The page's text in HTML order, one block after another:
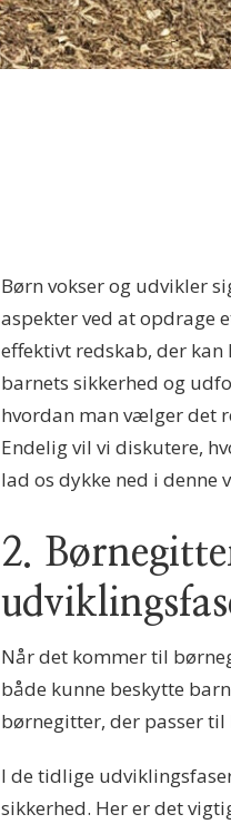
Børn vokser og udvikler
aspekter ved at opdrage
effektivt redskab, der
barnets sikkerhed og
hvordan man vælger det
Endelig vil vi diskutere,
lad os dykke ned i
2.
Når det kommer til
både kunne beskytte
børnegitter, der passer
I de tidlige
sikkerhed. Her er det